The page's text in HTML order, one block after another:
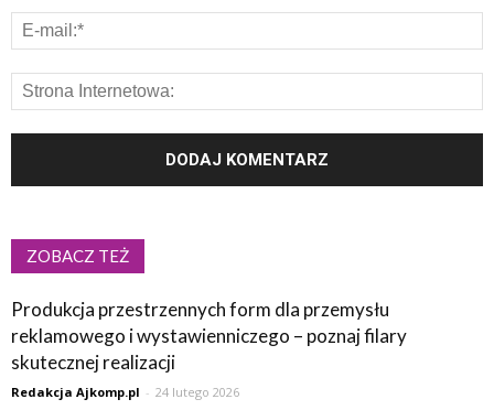
ZOBACZ TEŻ
Produkcja przestrzennych form dla przemysłu
reklamowego i wystawienniczego – poznaj filary
skutecznej realizacji
Redakcja Ajkomp.pl - 24 lutego 2026